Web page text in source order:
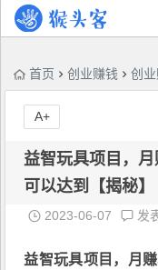
首页 创业赚钱 创
益智玩具项目，
可以达到【揭秘】
2023-06-07 发
益智玩具项目 ，月
A+